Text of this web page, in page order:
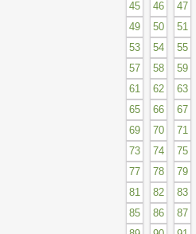
45
46 47
49
50 51
53
54 55
57
58 59
61
62 63
65
66 67
69
70 71
73
74 75
77
78 79
81
82 83
85
86 87